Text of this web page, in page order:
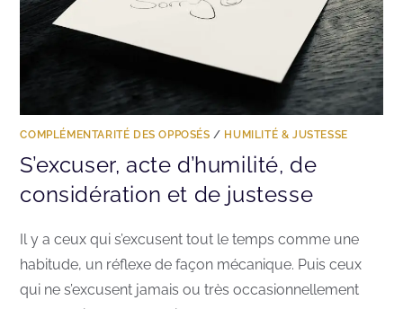
COMPLÉMENTARITÉ DES OPPOSÉS / HUMILITÉ & JUSTESSE
S’excuser, acte d’humilité, de
considération et de justesse
Il y a ceux qui s’excusent tout le temps comme une
habitude, un réflexe de façon mécanique. Puis ceux
qui ne s’excusent jamais ou très occasionnellement